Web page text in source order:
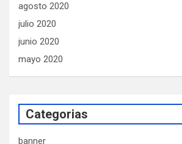
agosto 2020
julio 2020
junio 2020
mayo 2020
Categorias
banner